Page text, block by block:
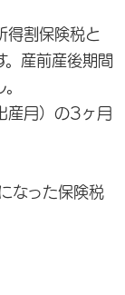
得割保険税と
。産前産後期間
産月）の3ヶ月
なった保険税